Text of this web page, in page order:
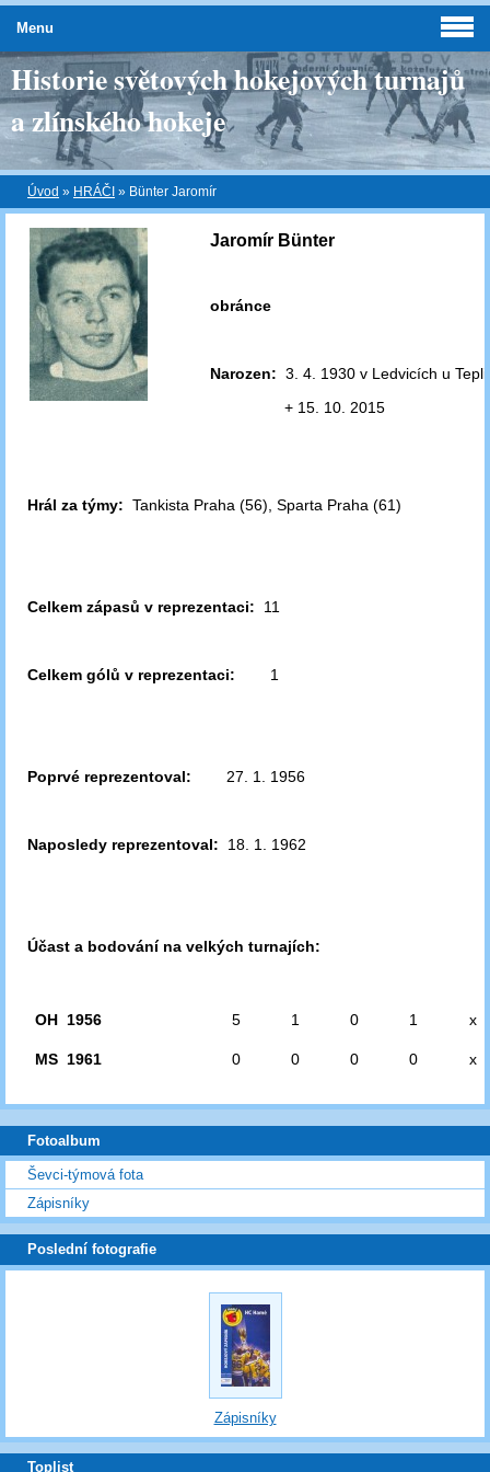
Historie světových hokejových turnajů
a zlínského hokeje
Úvod » HRÁČI » Bünter Jaromír
Jaromír Bünter
obránce
Narozen: 3. 4. 1930 v Ledvicích u
+ 15. 10. 2015
Hrál za týmy: Tankista Praha (56), Sparta Praha (61)
Celkem zápasů v reprezentaci: 11
Celkem gólů v reprezentaci: 1
Poprvé reprezentoval: 27. 1. 1956
Naposledy reprezentoval: 18. 1. 1962
Účast a bodování na velkých turnajích:
OH 1956 5 1 0 1 x
MS 1961 0 0 0 0 x
Menu
Fotoalbum
Ševci-týmová fota
Zápisníky
Poslední fotografie
Zápisníky
Toplist